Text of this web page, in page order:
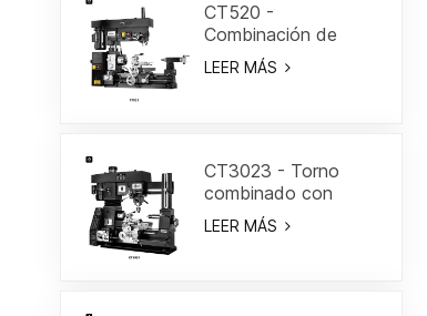
CT520 -
Combinación de
torno/fresa de 19-
3/5"
LEER MÁS
CT3023 - Torno
combinado con
marco Gantry 18"
LEER MÁS